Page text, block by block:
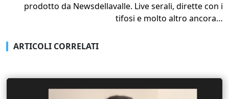
prodotto da Newsdellavalle. Live serali, dirette con i
tifosi e molto altro ancora…
ARTICOLI CORRELATI